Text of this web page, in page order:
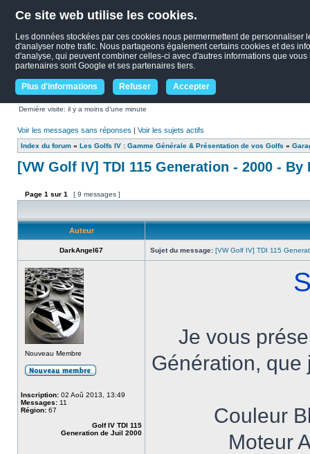
Ce site web utilise les cookies.
Les données stockées par ces cookies nous permermettent de
d'analyser notre trafic. Nous partageons également certains cookies et des
d'analyse, qui peuvent combiner celles-ci avec d'autres informations que
partenaires sont Google et ses partenaires tiers.
Plus d'informations Refuser Accepter
Dernière visite: il y a moins d’une minute
Voir les messages sans réponses | Voir les sujets actifs
Index du forum » Les Golfs IV : Gamme Générale & Présentation de vos Golfs »
[VW Golf IV] TDI 115 Generation - 2000 - By
Page 1 sur 1 [ 9 messages ]
Auteur
DarkAngel67 Sujet du message: [VW Golf IV] TDI 115
Nouveau Membre
Inscription: 02 Aoû 2013, 13:49
Messages: 11
Région: 67
Golf IV TDI 115
Generation de Juil 2000
Je vous
Génération, que
Couleur
Moteur